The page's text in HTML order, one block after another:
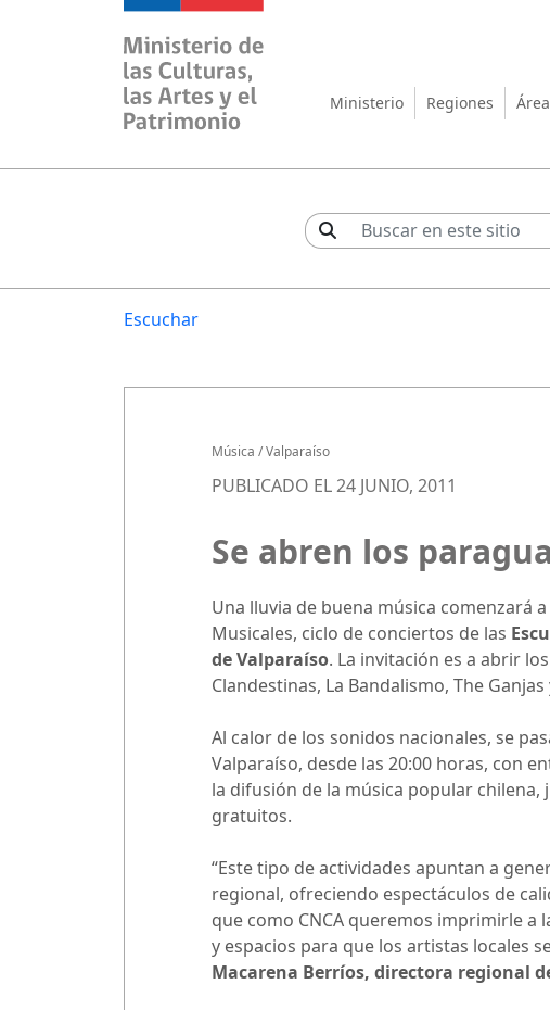
Ministerio de las
Ministerio Regiones
Escuchar
Música /Valparaíso
PUBLICADO EL 24 JUNIO, 2011
Se abren los
Una lluvia de buena música comenzará
Musicales, ciclo de conciertos de las
de Valparaíso. La invitación es a abrir
Clandestinas, La Bandalismo, The
Al calor de los sonidos nacionales, se
Valparaíso, desde las 20:00 horas, con
la difusión de la música popular
gratuitos.
“Este tipo de actividades apuntan a
regional, ofreciendo espectáculos de
que como CNCA queremos imprimirle
y espacios para que los artistas locales
Macarena Berríos, directora regional